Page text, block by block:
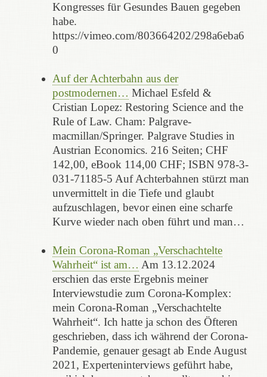
Kongresses für Gesundes Bauen gegeben
habe.
https://vimeo.com/803664202/298a6eba6
0
Auf der Achterbahn aus der
postmodernen… Michael Esfeld &
Cristian Lopez: Restoring Science and the
Rule of Law. Cham: Palgrave-
macmillan/Springer. Palgrave Studies in
Austrian Economics. 216 Seiten; CHF
142,00, eBook 114,00 CHF; ISBN 978-3-
031-71185-5 Auf Achterbahnen stürzt man
unvermittelt in die Tiefe und glaubt
aufzuschlagen, bevor einen eine scharfe
Kurve wieder nach oben führt und man…
Mein Corona-Roman „Verschachtelte
Wahrheit“ ist am… Am 13.12.2024
erschien das erste Ergebnis meiner
Interviewstudie zum Corona-Komplex:
mein Corona-Roman „Verschachtelte
Wahrheit“. Ich hatte ja schon des Öfteren
geschrieben, dass ich während der Corona-
Pandemie, genauer gesagt ab Ende August
2021, Experteninterviews geführt habe,